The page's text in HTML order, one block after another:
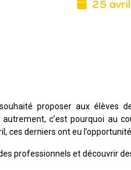
25
proposer aux élèves
autrement, c’est pourquoi au
ces derniers ont eu
professionnels et découvrir